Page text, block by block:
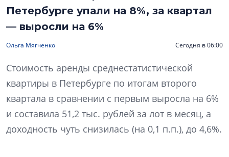
Петербурге упали на 8%, за квартал
— выросли на 6%
Ольга Мягченко Сегодня в 06:00
Стоимость аренды среднестатистической
квартиры в Петербурге по итогам второго
квартала в сравнении с первым выросла на 6%
и составила 51,2 тыс. рублей за лот в месяц, а
доходность чуть снизилась (на 0,1 п.п.), до 4,6%.